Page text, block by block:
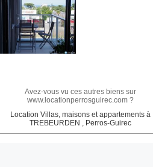
Avez-vous vu ces autres biens sur
www.locationperrosguirec.com ?
Location Villas, maisons et appartements à
TREBEURDEN , Perros-Guirec